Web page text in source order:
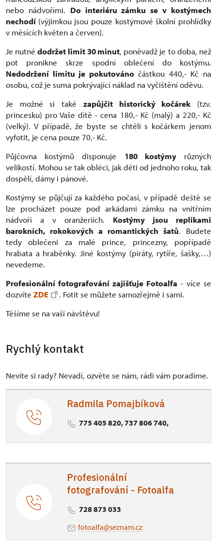
nebo nádvořími. Do interiéru zámku se v kostýmech
nechodí (výjimkou jsou pouze kostýmové školní prohlídky
v měsících květen a červen).
Je nutnédodržet limit 30 minut, poněvadž je to doba, než
pot pronikne skrze spodní oblečení do kostýmu.
Nedodržení limitu je pokutovánočástkou 440,- Kč na
osobu, což je suma pokrývající náklad na vyčištění oděvu.
Je možné si také zapůjčit historický kočárek (tzv.
princesku) pro Vaše dítě - cena 180,- Kč (malý) a 220,- Kč
(velký). V případě, že byste se chtěli s kočárkem jenom
vyfotit, je cena pouze 70,- Kč.
Půjčovna kostýmů disponuje 180 kostýmyrůzných
velikostí. Mohou se tak obléci, jak děti od jednoho roku, tak
dospělí, dámy i pánové.
Kostýmy se půjčují za každého počasí, v případě deště se
lze procházet pouze pod arkádami zámku na vnitřním
nádvoří a v oranžeriích. Kostýmy jsou replikami
barokních, rokokových a romantických šatů. Budete
tedy oblečeni za malé prince, princezny, popřípadě
hrabata a hraběnky. Jiné kostýmy (piráty, rytíře, šašky,…)
nevedeme.
Profesionální fotografování zajišťuje Fotoalfa - více se
dozvíte ZDE
. Fotit se můžete samozřejmě i sami.
Těšíme se na vaši návštěvu!
Rychlý kontakt
Nevíte si rady? Nevadí, ozvěte se nám, rádi vám poradíme.
Radmila Pomajbíková
775 405 820, 737 806 740,
Profesionální
fotografování - Fotoalfa
728 873 033
fotoalfa@seznam.cz